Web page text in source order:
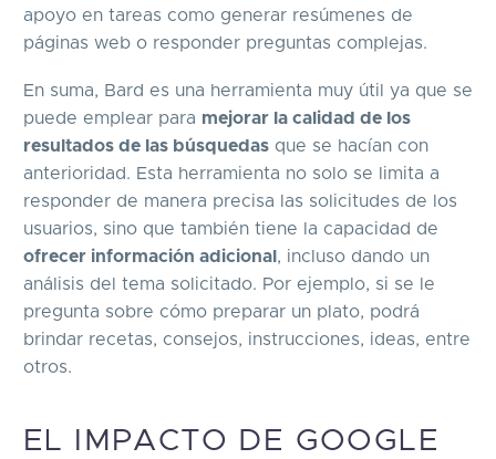
apoyo en tareas como generar resúmenes de
páginas web o responder preguntas complejas.
En suma, Bard es una herramienta muy útil ya que se
puede emplear para mejorar la calidad de los
resultados de las búsquedas que se hacían con
anterioridad. Esta herramienta no solo se limita a
responder de manera precisa las solicitudes de los
usuarios, sino que también tiene la capacidad de
ofrecer información adicional , incluso dando un
análisis del tema solicitado. Por ejemplo, si se le
pregunta sobre cómo preparar un plato, podrá
brindar recetas, consejos, instrucciones, ideas, entre
otros.
EL IMPACTO DE GOOGLE